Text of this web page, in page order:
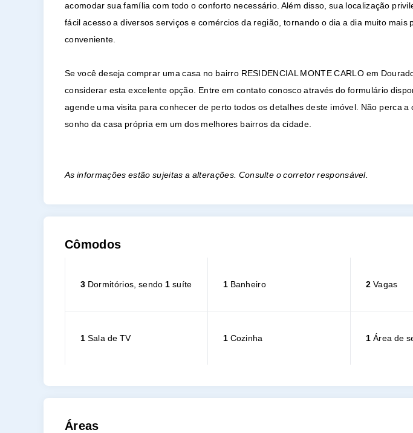
acomodar sua família com todo o conforto necessário. Além disso, sua localização
fácil acesso a diversos serviços e comércios da região, tornando o dia a dia muito mais
conveniente.
Se você deseja comprar uma casa no bairro RESIDENCIAL MONTE CARLO em
considerar esta excelente opção. Entre em contato conosco através do formulário
agende uma visita para conhecer de perto todos os detalhes deste imóvel. Não perca a
sonho da casa própria em um dos melhores bairros da cidade.
As informações estão sujeitas a alterações. Consulte o corretor responsável.
Cômodos
3 Dormitórios, sendo 1 suíte 1Banheiro 2 Vagas
1 Sala de TV 1Cozinha 1 Área de
Áreas